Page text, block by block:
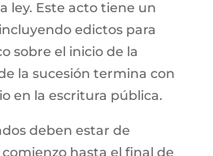
ley. Este acto tiene un
edictos para
sobre el inicio de la
la sucesión termina con
en la escritura pública.
deben estar de
hasta el final de